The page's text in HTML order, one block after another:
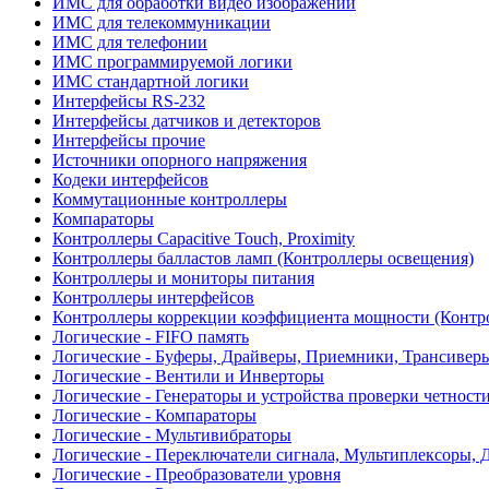
ИМС для телекоммуникации
ИМС для телефонии
ИМС программируемой логики
ИМС стандартной логики
Интерфейсы RS-232
Интерфейсы датчиков и детекторов
Интерфейсы прочие
Источники опорного напряжения
Кодеки интерфейсов
Коммутационные контроллеры
Компараторы
Контроллеры Capacitive Touch, Proximity
Контроллеры балластов ламп (Контроллеры освещения)
Контроллеры и мониторы питания
Контроллеры интерфейсов
Контроллеры коррекции коэффициента мощности
Логические - FIFO память
Логические - Буферы, Драйверы, Приемники,
Логические - Вентили и Инверторы
Логические - Генераторы и устройства проверки четности
Логические - Компараторы
Логические - Мультивибраторы
Логические - Переключатели сигнала, Мультиплексоры,
Логические - Преобразователи уровня